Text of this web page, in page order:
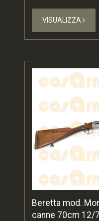
VISUALIZZA
Beretta mod.
canne 70cm 12/